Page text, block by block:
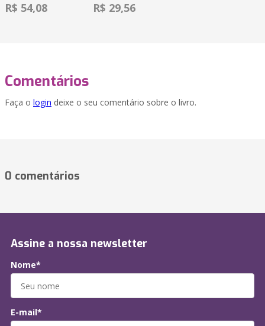
R$ 54,08 R$ 29,56
Comentários
Faça o login deixe o seu comentário sobre o livro.
0 comentários
Assine a nossa newsletter
Nome*
E-mail*